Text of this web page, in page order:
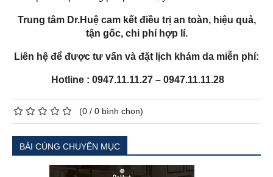
Trung tâm Dr.Huệ cam kết điều trị an toàn, hiệu quả,
tận gốc, chi phí hợp lí.
Liên hệ để được tư vấn và đặt lịch khám da miễn phí:
Hotline : 0947.11.11.27 – 0947.11.11.28
(0 / 0 bình chọn)
BÀI CÙNG CHUYÊN MỤC